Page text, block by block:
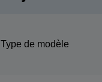
Type de modèle